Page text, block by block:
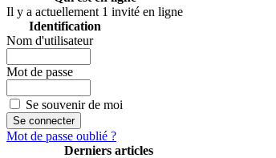
Il y a actuellement 1 invité en ligne
Identification
Nom d'utilisateur
Mot de passe
Se souvenir de moi
Mot de passe oublié ?
Derniers articles